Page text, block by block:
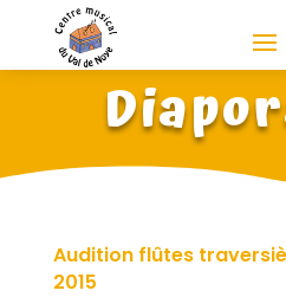
Audition flûtes
2015